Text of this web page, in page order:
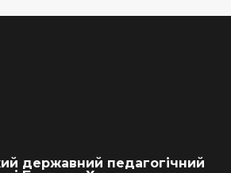
державний педагогічний